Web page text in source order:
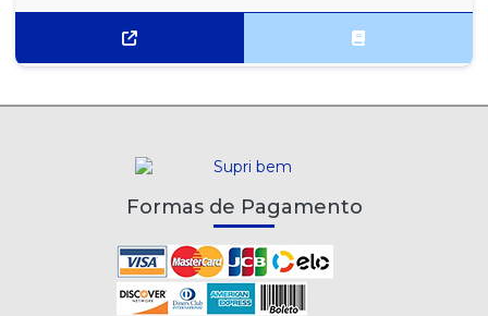
Formas de Pagamento